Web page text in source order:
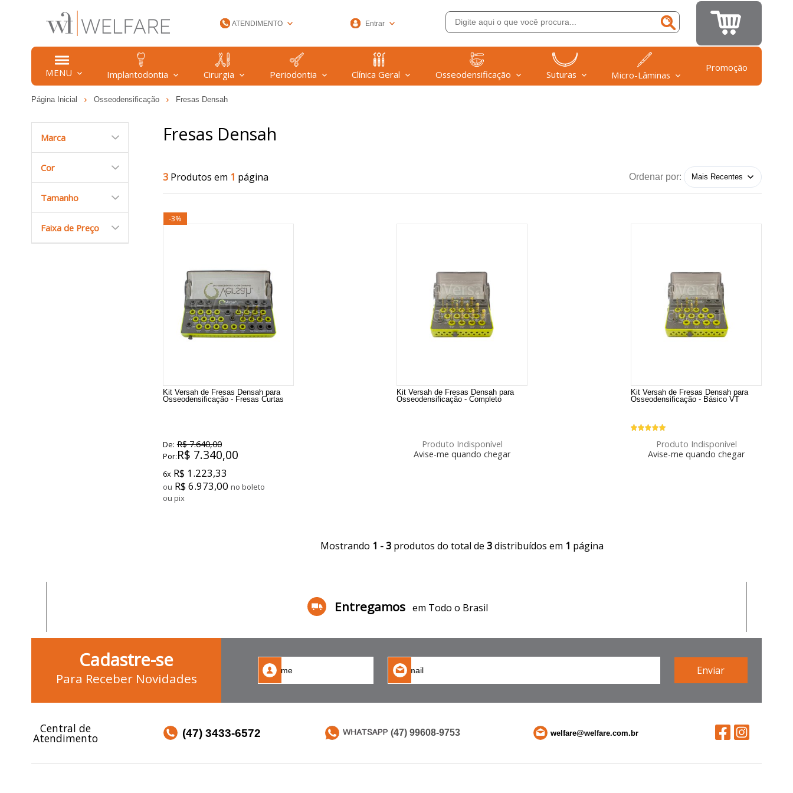
ATENDIMENTO
(47) 99608-9753
Entrar
MENU Implantodontia Cirurgia Periodontia Clínica Geral Osseodensificação Suturas Micro-Lâminas
Promoção
Página Inicial Osseodensificação Fresas Densah
Marca
Cor
Tamanho
Faixa de Preço
Fresas Densah
3 Produtos em 1 página Ordenar por:
-3%
Kit Versah de Fresas Densah para
Osseodensificação - Fresas Curtas
De: R$ 7.640,00
Por:R$ 7.340,00
6x R$ 1.223,33
ou R$ 6.973,00 no boleto
ou pix
Kit Versah de Fresas Densah para
Osseodensificação - Completo
Produto Indisponível
Avise-me quando chegar
Kit Versah de Fresas Densah para
Osseodensificação - Básico VT
Produto Indisponível
Avise-me quando chegar
Mostrando 1 - 3 produtos do total de3distribuídos em 1 página
Entregamos em Todo o Brasil
Cadastre-se
Para Receber Novidades
Central de
Atendimento (47) 3433-6572 (47) 99608-9753 welfare@welfare.com.br